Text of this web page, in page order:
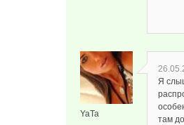
YaTa
Я
там